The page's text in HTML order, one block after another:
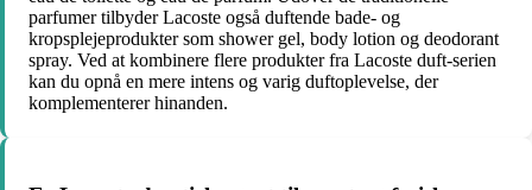
parfumer tilbyder Lacoste også duftende bade- og
kropsplejeprodukter som shower gel, body lotion og deodorant
spray. Ved at kombinere flere produkter fra Lacoste duft-serien
kan du opnå en mere intens og varig duftoplevelse, der
komplementerer hinanden.